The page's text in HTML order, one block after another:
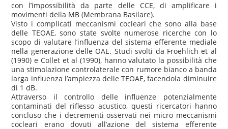
con l’impossibilità da parte delle CCE, di amplificare i
movimenti della MB (Membrana Basilare).
Visto i complicati meccanismi cocleari che sono alla base
delle TEOAE, sono state svolte numerose ricerche con lo
scopo di valutare l’influenza del sistema efferente mediale
nella generazione delle OAE. Studi svolti da Froehlich et al
(1990) e Collet et al (1990), hanno valutato la possibilità che
una stimolazione controlaterale con rumore bianco a banda
larga influenza l’ampiezza delle TEOAE, facendola diminuire
di 1 dB.
Attraverso il controllo delle influenze potenzialmente
contaminati del riflesso acustico, questi ricercatori hanno
concluso che i decrementi osservati nei micro meccanismi
cocleari erano dovuti all’azione del sistema efferente